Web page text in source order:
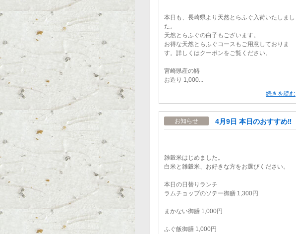
本日も、長崎県より天然とらふぐ入荷いたしまし
た。
天然とらふぐの白子もございます。
お得な天然とらふぐコースもご用意しておりま
す。詳しくはクーポンをご覧ください。
宮崎県産の鰆
お造り 1,000...
続きを読む
お知らせ 4月9日 本日のおすすめ‼️
雑穀米はじめました。
白米と雑穀米、お好きな方をお選びください。
本日の日替りランチ
ラムチョップのソテー御膳 1,300円
まかない御膳 1,000円
ふぐ飯御膳 1,000円